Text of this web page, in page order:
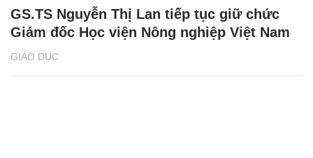
GIÁO DỤC
GS.TS Nguyễn Thị Lan tiếp tục giữ chức
Giám đốc Học viện Nông nghiệp Việt Nam